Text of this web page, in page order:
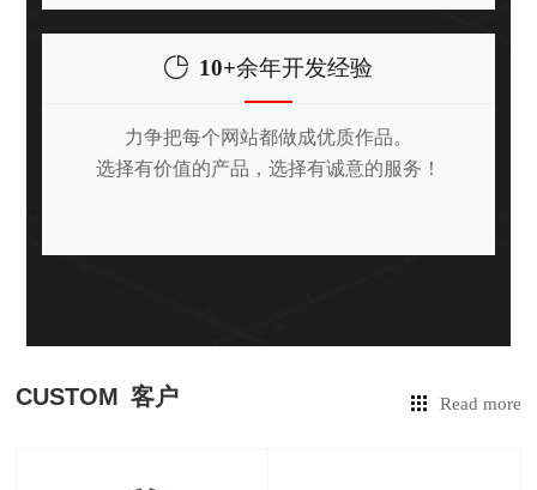
10+余年开发经验
力争把每个网站都做成优质作品。
选择有价值的产品，选择有诚意的服务！
CUSTOM 客户 Read more